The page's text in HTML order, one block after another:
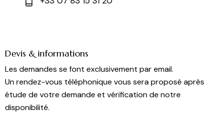
Devis & informations
Les demandes se font exclusivement par email.
Un rendez-vous téléphonique vous sera proposé après
étude de votre demande et vérification de notre
disponibilité.